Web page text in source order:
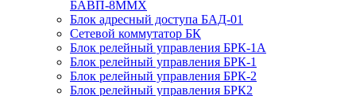
БАВП-8ММХ
Блок адресный доступа БАД-01
Сетевой коммутатор БК
Блок релейный управления БРК-1А
Блок релейный управления БРК-1
Блок релейный управления БРК-2
Блок релейный управления БРК2